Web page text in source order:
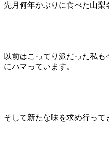
先月何年かぶりに食べた山梨
以前はこってり派だった私
にハマっています。
そして新たな味を求め